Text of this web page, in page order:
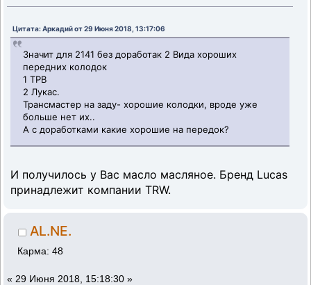
Цитата: Аркадий от 29 Июня 2018, 13:17:06
Значит для 2141 без доработак 2 Вида хороших
передних колодок
1 ТРВ
2 Лукас.
Трансмастер на заду- хорошие колодки, вроде уже
больше нет их..
А с доработками какие хорошие на передок?
И получилось у Вас масло масляное. Бренд Lucas
принадлежит компании TRW.
AL.NE.
Карма: 48
« 29 Июня 2018, 15:18:30 »